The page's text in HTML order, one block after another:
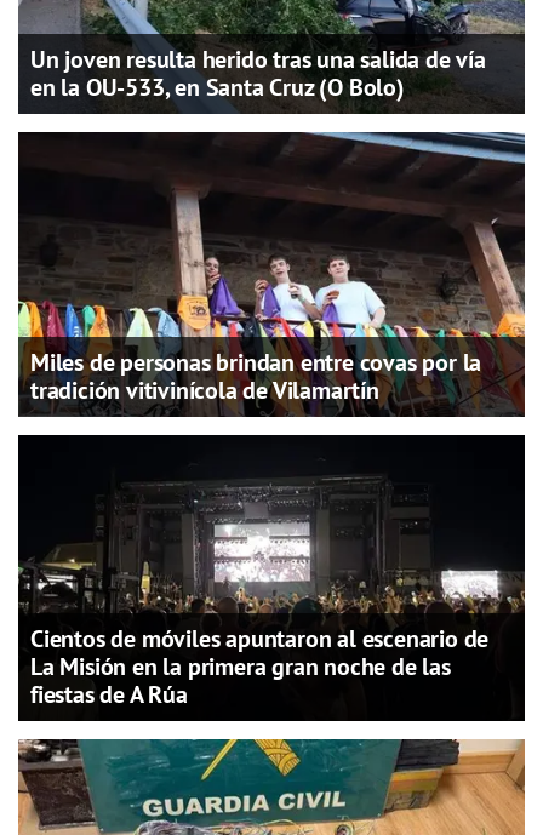
Un joven resulta herido tras una salida de vía
en la OU-533, en Santa Cruz (O Bolo)
Miles de personas brindan entre covas por la
tradición vitivinícola de Vilamartín
Cientos de móviles apuntaron al escenario de
La Misión en la primera gran noche de las
fiestas de A Rúa